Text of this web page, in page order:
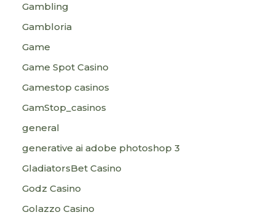
Gambling
Gambloria
Game
Game Spot Casino
Gamestop casinos
GamStop_casinos
general
generative ai adobe photoshop 3
GladiatorsBet Casino
Godz Casino
Golazzo Casino